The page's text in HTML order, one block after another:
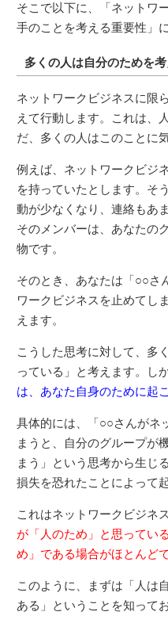
そこで以下に、「ネットワ
手のことを考える重要性」
多くの人は自分のためを
ネットワークビジネスに限
えて行動します。これは、
だ、多くの人はこのことに
例えば、ネットワークビジ
を持っていたとします。そ
動が少なくなり、連絡もあ
そのメンバーは、あなたの
物です。
そのとき、あなたは「○○さ
ワークビジネスを止めてし
えます。
こうした思考に対して、多
っている」と考えます。し
は、あなた自身のために起
具体的には、「○○さんがネ
まうと、自分のグループが
まう」という思考から生じ
損失を恐れたことによって
これはネットワークビジネ
が「人のため」と思ってい
め」である場合がほとんど
このように、まずは「人は
ある」ということを知って